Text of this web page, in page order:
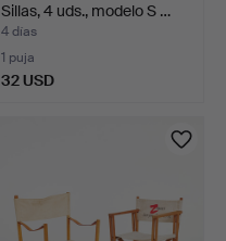
Sillas, 4 uds., modelo S …
4 días
1 puja
32 USD